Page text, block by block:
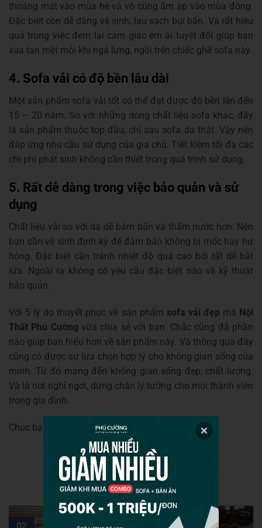
thoáng mát vào mùa hè và vô cùng ấm áp vào mùa đông.
Đặc biệt còn dễ dàng vệ sinh, lau sạch bụi bẩn. Và rất hiệu
quả trong việc đem lại cảm giác êm ái tuyệt đối giúp bạn
xua tan mệt mỏi khi ngả lưng, ngồi trên chiếc ghế sofa này.
4. Sofa vải có độ bền lâu dài
Một sản phẩm sofa vải tốt có thể đạt được độ bền lên đến
15 – 20 năm. So với những dòng chất liệu sofa khác, đây
là sản phẩm thuộc top đầu, chỉ sau sofa da thật. Vậy nên
đáp ứng nhu cầu sử dụng của gia chủ. Tiết kiệm tối đa các
chi phí phát sinh không cần thiết trong quá trình sử dụng.
5. Rất dễ dàng trong việc bảo quản và sử
dụng
Chất liệu vải so với da dễ bám bẩn và thấm nước hơn. Nên
bạn cần vệ sinh định kỳ để đảm bảo không bị mốc hay hư
hỏng. Đặc biệt cần tránh nhiệt độ quá cao bởi rất dễ bắt
lửa. Ngoài ra không có yêu cầu đặc biệt nào về kỹ thuật
bảo quản.
Với 5 lý do thuyết phục về sản phẩm sofa vải đẹp mà Nội
Thất Phú Cường vừa chia sẻ với bạn. Chắc cũng đã phần
nào giúp bạn hiểu hơn về sản phẩm này. Và thông qua đây
cũng có được sự lựa chọn hợp lý cho không gian sống của
mình. Từ đó mang đến không gian sống đẹp, chất lượng.
Và là nơi nghỉ ngơi, dừng chân lý tưởng cho mọi thành viên
trong gia đình.
Chúc bạn sớm tìm được sản phẩm như ý!